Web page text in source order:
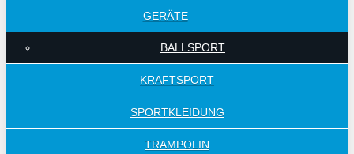
GERÄTE
BALLSPORT
KRAFTSPORT
SPORTKLEIDUNG
TRAMPOLIN